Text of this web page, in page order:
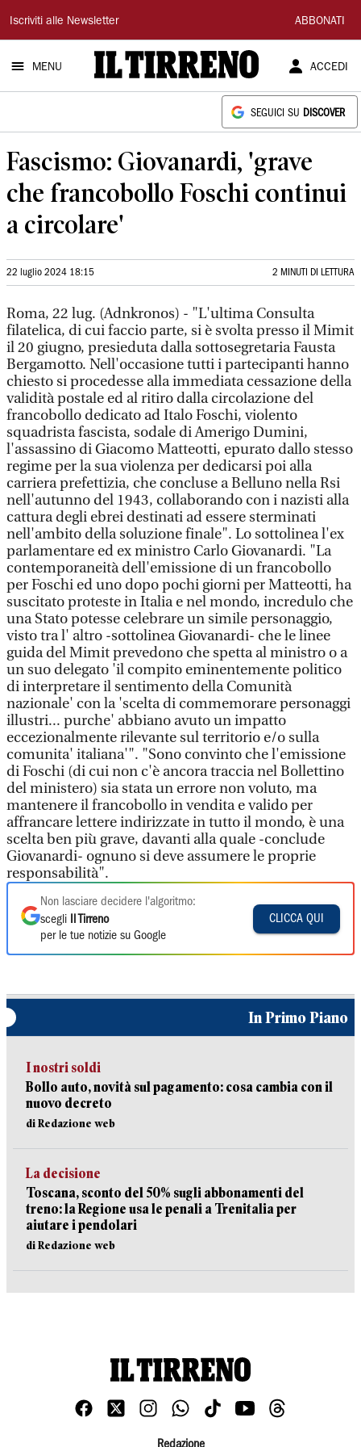
Il
Tirreno
Iscriviti alle Newsletter ABBONATI
MENU ACCEDI
SEGUICI SU DISCOVER
Fascismo: Giovanardi, 'grave
che francobollo Foschi continui
a circolare'
22 luglio 2024 18:15 2 MINUTI DI LETTURA
Roma, 22 lug. (Adnkronos) - "L'ultima Consulta
filatelica, di cui faccio parte, si è svolta presso il Mimit
il 20 giugno, presieduta dalla sottosegretaria Fausta
Bergamotto. Nell'occasione tutti i partecipanti hanno
chiesto si procedesse alla immediata cessazione della
validità postale ed al ritiro dalla circolazione del
francobollo dedicato ad Italo Foschi, violento
squadrista fascista, sodale di Amerigo Dumini,
l'assassino di Giacomo Matteotti, epurato dallo stesso
regime per la sua violenza per dedicarsi poi alla
carriera prefettizia, che concluse a Belluno nella Rsi
nell'autunno del 1943, collaborando con i nazisti alla
cattura degli ebrei destinati ad essere sterminati
nell'ambito della soluzione finale". Lo sottolinea l'ex
parlamentare ed ex ministro Carlo Giovanardi. "La
contemporaneità dell'emissione di un francobollo
per Foschi ed uno dopo pochi giorni per Matteotti, ha
suscitato proteste in Italia e nel mondo, incredulo che
una Stato potesse celebrare un simile personaggio,
visto tra l' altro -sottolinea Giovanardi- che le linee
guida del Mimit prevedono che spetta al ministro o a
un suo delegato 'il compito eminentemente politico
di interpretare il sentimento della Comunità
nazionale' con la 'scelta di commemorare personaggi
illustri... purche' abbiano avuto un impatto
eccezionalmente rilevante sul territorio e/o sulla
comunita' italiana'". "Sono convinto che l'emissione
di Foschi (di cui non c'è ancora traccia nel Bollettino
del ministero) sia stata un errore non voluto, ma
mantenere il francobollo in vendita e valido per
affrancare lettere indirizzate in tutto il mondo, è una
scelta ben più grave, davanti alla quale -conclude
Giovanardi- ognuno si deve assumere le proprie
responsabilità".
Non lasciare decidere l'algoritmo:
scegli
Il Tirreno
per le tue notizie su Google
CLICCA QUI
In Primo Piano
I nostri soldi
Bollo auto, novità sul pagamento: cosa cambia con il
nuovo decreto
di Redazione web
La decisione
Toscana, sconto del 50% sugli abbonamenti del
treno: la Regione usa le penali a Trenitalia per
aiutare i pendolari
di Redazione web
Redazione